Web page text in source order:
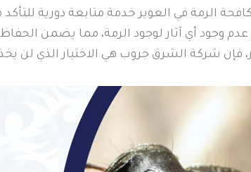
الرمة في العوير خدمة متابعة دورية
وجود أي آثار لوجود الرمة، مما يضمن
فإن شركة الشرق جروب هي الاختيار الذي لن